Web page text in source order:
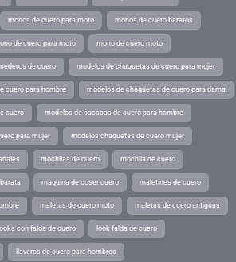
monos de cuero para moto monos de cuero baratos
de cuero para moto mono de cuero moto
de cuero modelos de chaquetas de cuero para mujer
cuero para hombre modelos de chaquetas de cuero para dama
cuero modelos de casacas de cuero para hombre
para mujer modelos chaquetas de cuero mujer
mochilas de cuero mochila de cuero
maquina de coser cuero maletines de cuero
maletas de cuero moto maletas de cuero antiguas
looks con falda de cuero look falda de cuero
llaveros de cuero para hombres